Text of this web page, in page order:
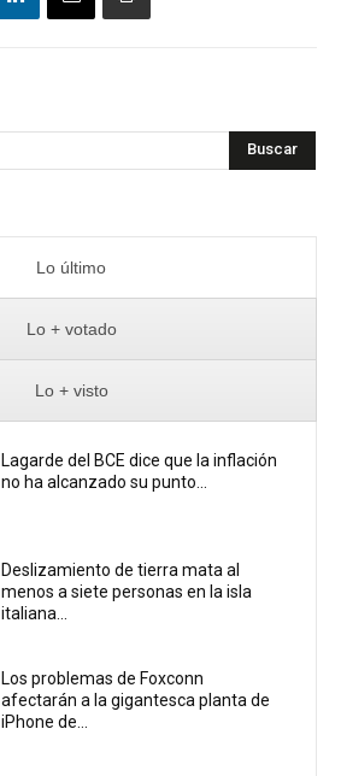
Buscar
Lo último
Lo + votado
Lo + visto
Lagarde del BCE dice que la inflación
no ha alcanzado su punto...
Deslizamiento de tierra mata al
menos a siete personas en la isla
italiana...
Los problemas de Foxconn
afectarán a la gigantesca planta de
iPhone de...